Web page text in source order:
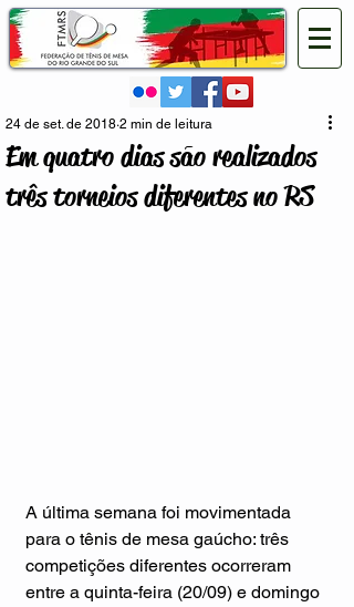
Em quatro dias são realizados
três torneios diferentes no RS
24 de set. de 2018 2 min de leitura
A última semana foi movimentada
para o tênis de mesa gaúcho: três
competições diferentes ocorreram
entre a quinta-feira (20/09) e domingo